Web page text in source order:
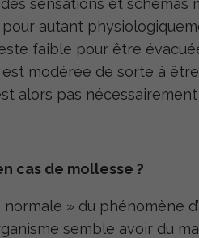
sensations et schémas
autant
faible pour être
modérée de sorte à
alors pas
cas de mollesse ?
» du phénomène
semble avoir du